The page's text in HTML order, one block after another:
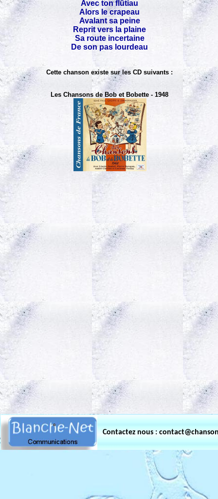
Avec ton flûtiau
Alors le crapeau
Avalant sa peine
Reprit vers la plaine
Sa route incertaine
De son pas lourdeau
Cette chanson existe sur les CD suivants :
Les Chansons de Bob et Bobette - 1948
.
Contactez nous :